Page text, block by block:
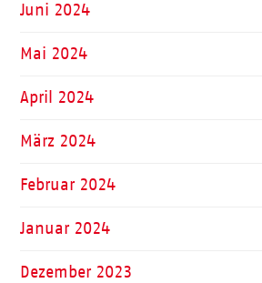
Juni 2024
Mai 2024
April 2024
März 2024
Februar 2024
Januar 2024
Dezember 2023